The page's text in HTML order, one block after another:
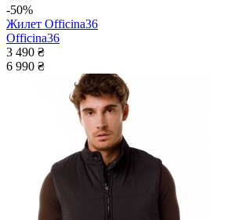
-50%
Жилет Officina36
Officina36
3 490 ₴
6 990 ₴